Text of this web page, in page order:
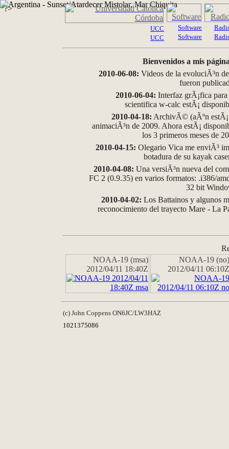
?>
UCC
UCC
Software
Software
Bienvenidos a mis
2010-06-08: Videos de la evoluciÃ³n
fueron
2010-06-04: Interfaz grÃ¡fica
scientifica w-calc estÃ¡
2010-04-18: ArchivÃ© (aÃºn
animaciÃ³n de 2009. Ahora estÃ¡
los 3 primeros meses de
2010-04-15: Olegario Vica me enviÃ³
botadura de su kayak
2010-04-08: Una versiÃ³n nueva del
FC 2 (0.9.35) en varios formatos: .i386/
32 bit
2010-04-02: Los Battainos y algunos
reconocimiento del trayecto Mare - La
NOAA-19 (msa)
2012/04/11 18:40Z
NOAA-19 (no)
2012/04/11 06:10Z
(c) John Coppens ON6JC/LW3HAZ
1021375086